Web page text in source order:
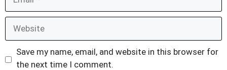
Save my name, email, and website in this browser for
the next time I comment.